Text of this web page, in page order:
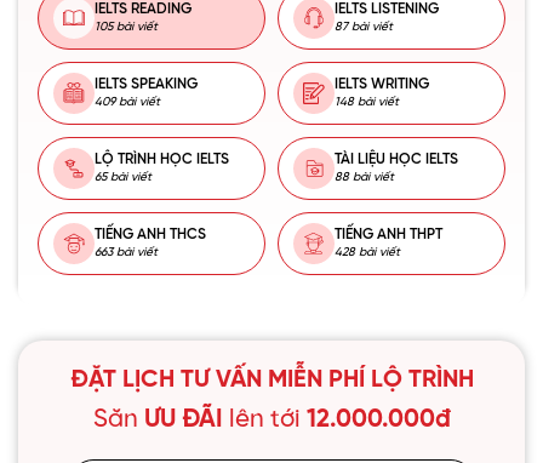
IELTS READING
105 bài viết
IELTS LISTENING
87 bài viết
IELTS SPEAKING
409 bài viết
IELTS WRITING
148 bài viết
LỘ TRÌNH HỌC IELTS
65 bài viết
TÀI LIỆU HỌC IELTS
88 bài viết
TIẾNG ANH THCS
663 bài viết
TIẾNG ANH THPT
428 bài viết
ĐẶT LỊCH TƯ VẤN MIỄN PHÍ LỘ TRÌNH
Săn ƯU ĐÃI lên tới 12.000.000đ